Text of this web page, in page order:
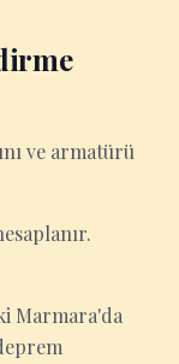
ve armatürü
Marmara'da